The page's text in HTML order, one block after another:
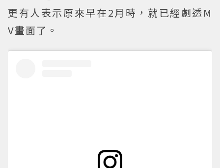
更有人表示原來早在2月時，就已經劇透M
V畫面了。